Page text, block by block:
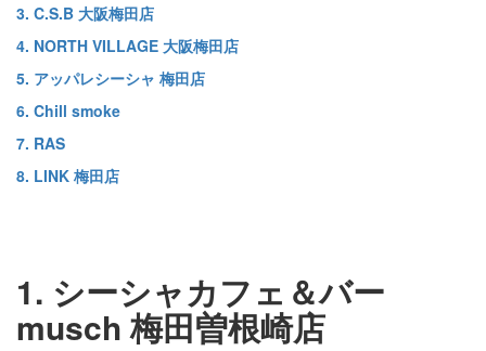
3. C.S.B 大阪梅田店
4. NORTH VILLAGE 大阪梅田店
5. アッパレシーシャ 梅田店
6. Chill smoke
7. RAS
8. LINK 梅田店
1. シーシャカフェ＆バー
musch 梅田曽根崎店